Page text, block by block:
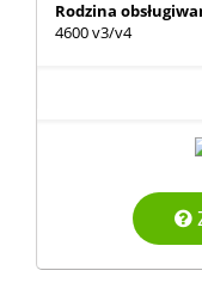
Rodzina
4600 v3/v4